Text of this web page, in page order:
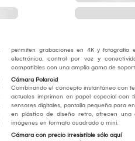
permiten grabaciones en 4K y fotografía
electrónica, control por voz y
compatibles con una amplia gama de
Cámara Polaroid
Combinando el concepto instantáneo con
actuales imprimen en papel especial con
sensores digitales, pantalla pequeña para
en plástico de diseño retro, ofrecen una
imágenes en formato cuadrado o mini.
Cámara con precio irresistible sólo aquí